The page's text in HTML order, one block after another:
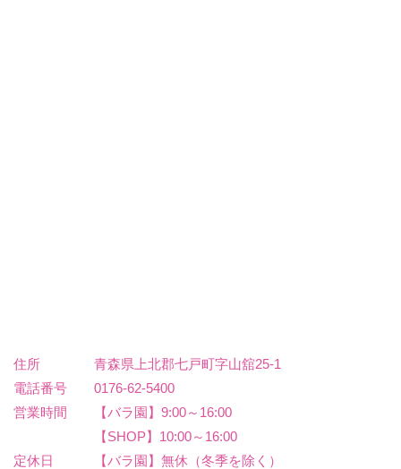
住所
青森県上北郡七戸町字山舘25-1
電話番号
0176-62-5400
営業時間
【バラ園】9:00～16:00
【SHOP】10:00～16:00
定休日
【バラ園】無休（冬季を除く）